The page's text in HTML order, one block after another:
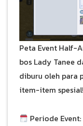
Peta Event Half-
bos Lady Tanee
diburu oleh para
item-item spesial!
Periode